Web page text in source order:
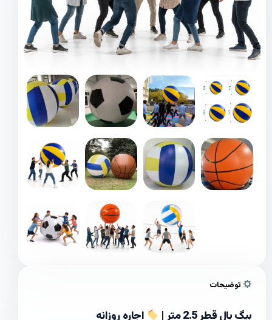
توضیحات
بیگ بال قطر 2.5 متر | اجاره روزانه